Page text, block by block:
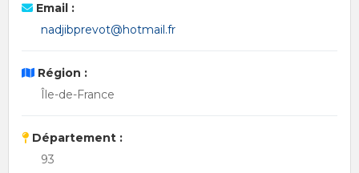
Email :
nadjibprevot@hotmail.fr
Région :
Île-de-France
Département :
93